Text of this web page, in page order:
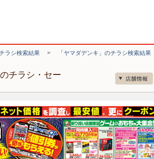
ラシ検索結果 > 「ヤマダデンキ」のチラシ検索結果
チラシ・セー